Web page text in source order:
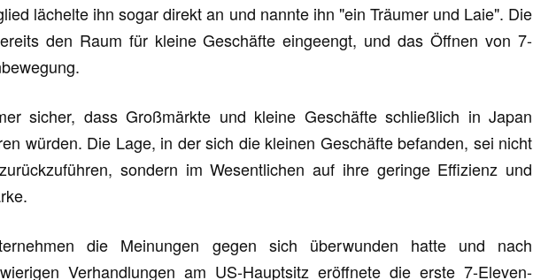
lächelte ihn sogar direkt an und nannte ihn "ein Träumer und Laie". Die
den Raum für kleine Geschäfte eingeengt, und das Öffnen von 7-
sicher, dass Großmärkte und kleine Geschäfte schließlich in Japan
würden. Die Lage, in der sich die kleinen Geschäfte befanden, sei nicht
sondern im Wesentlichen auf ihre geringe Effizienz und
die Meinungen gegen sich überwunden hatte und nach
Verhandlungen am US-Hauptsitz eröffnete die erste 7-Eleven-